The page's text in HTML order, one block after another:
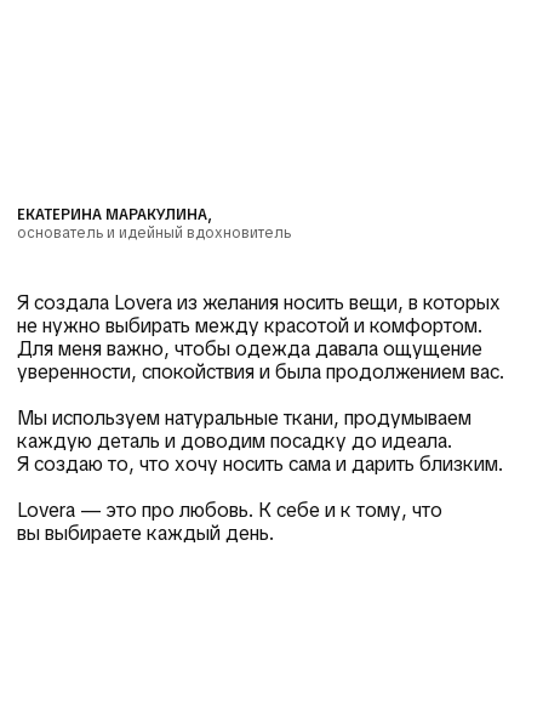
Я создала Lovera из желания носить вещи, в которых
не нужно выбирать между красотой и комфортом.
Для меня важно, чтобы одежда давала ощущение
уверенности, спокойствия и была продолжением вас.
Мы используем натуральные ткани, продумываем
каждую деталь и доводим посадку до идеала.
Я создаю то, что хочу носить сама и дарить близким.
Lovera — это про любовь. К себе и к тому, что
вы выбираете каждый день.
ЕКАТЕРИНА МАРАКУЛИНА,
основатель и идейный вдохновитель